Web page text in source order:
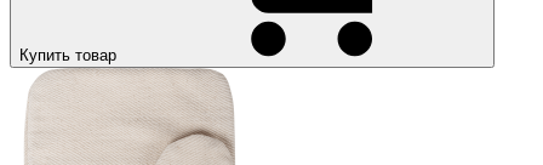
Купить товар